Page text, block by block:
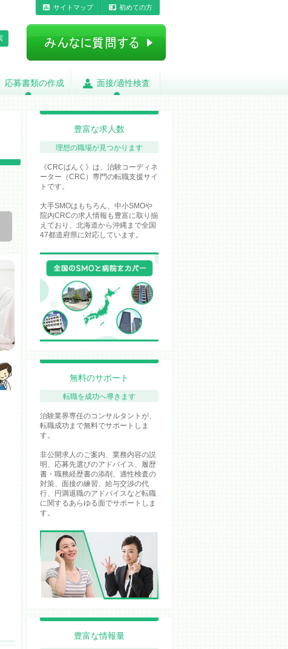
サイトマップ 初めての方
応募書類の作成
応募書類の作成 面接/適性検査
面接/適性検査
豊富な求人数
理想の職場が見つかります
《CRCばんく》は、治験コーディネ
ーター（CRC）専門の転職支援サイ
トです。
大手SMOはもちろん、中小SMOや
院内CRCの求人情報も豊富に取り揃
えており、北海道から沖縄まで全国
47都道府県に対応しています。
無料のサポート
転職を成功へ導きます
治験業界専任のコンサルタントが、
転職成功まで無料でサポートしま
す。
非公開求人のご案内、業務内容の説
明、応募先選びのアドバイス、履歴
書・職務経歴書の添削、適性検査の
対策、面接の練習、給与交渉の代
行、円満退職のアドバイスなど転職
に関するあらゆる面でサポートしま
す。
豊富な情報量